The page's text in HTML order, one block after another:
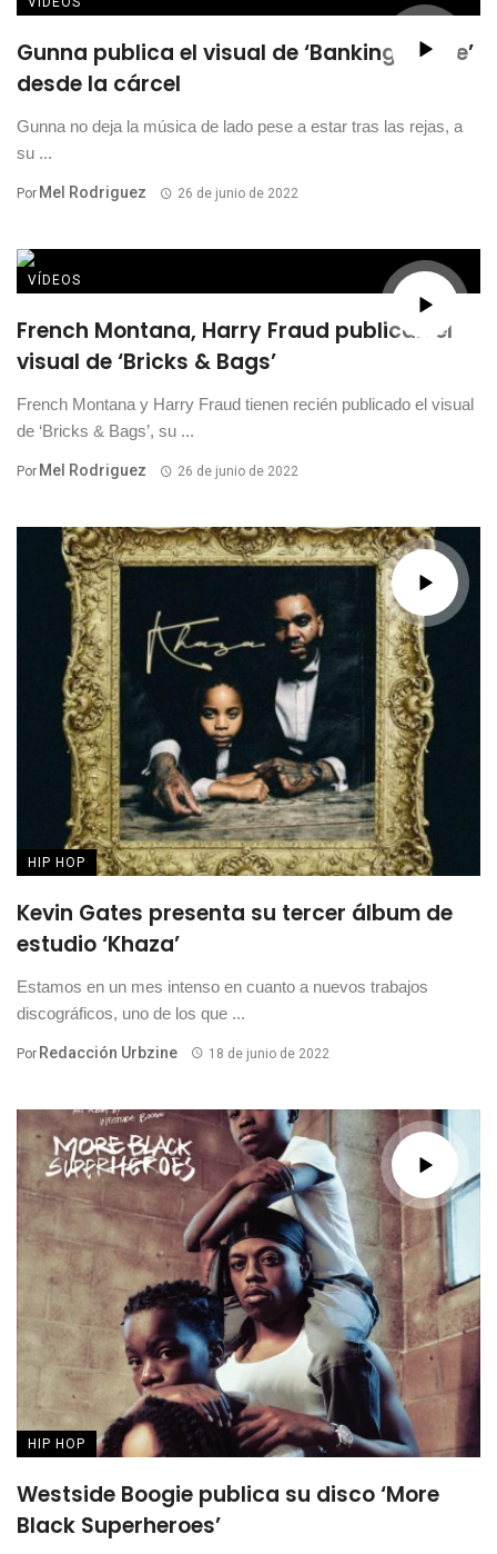
Gunna publica el visual de ‘Banking On Me’
desde la cárcel
Gunna no deja la música de lado pese a estar tras las rejas, a
su ...
Por Mel Rodriguez 26 de junio de 2022
VÍDEOS
French Montana, Harry Fraud publican el
visual de ‘Bricks & Bags’
French Montana y Harry Fraud tienen recién publicado el visual
de ‘Bricks & Bags’, su ...
Por Mel Rodriguez 26 de junio de 2022
HIP HOP
Kevin Gates presenta su tercer álbum de
estudio ‘Khaza’
Estamos en un mes intenso en cuanto a nuevos trabajos
discográficos, uno de los que ...
Por Redacción Urbzine 18 de junio de 2022
HIP HOP
Westside Boogie publica su disco ‘More
Black Superheroes’